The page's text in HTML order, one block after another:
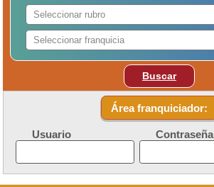
Buscar
Área franquiciador:
Usuario Contraseña